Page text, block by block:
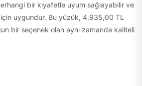
bir kıyafetle uyum sağlayabilir ve
uygundur. Bu yüzük, 4.935,00 TL
bir seçenek olan aynı zamanda kaliteli